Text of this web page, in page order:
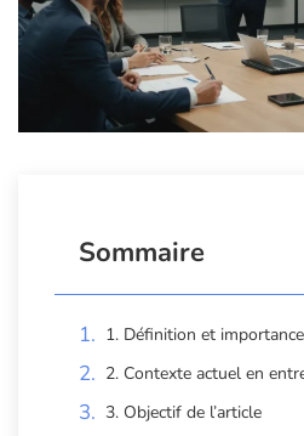
Sommaire
3. Objectif de l’article